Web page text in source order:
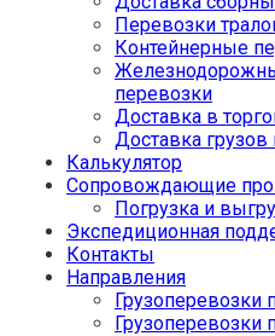
Перевозки
Контейнерные
перевозки
Доставка в
Доставка
Калькулятор
Сопровождающие
Погрузка и
Экспедиционная
Контакты
Направления
Грузоперевозки
Грузоперевозки